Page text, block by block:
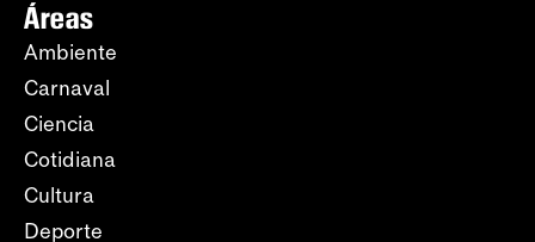
Áreas
Ambiente
Carnaval
Ciencia
Cotidiana
Cultura
Deporte